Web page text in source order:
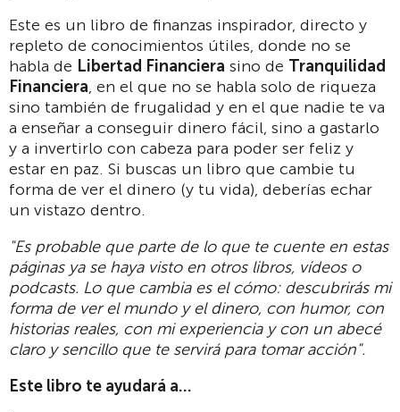
Este es un libro de finanzas inspirador, directo y
repleto de conocimientos útiles, donde no se
habla de Libertad Financiera sino de Tranquilidad
Financiera, en el que no se habla solo de riqueza
sino también de frugalidad y en el que nadie te va
a enseñar a conseguir dinero fácil, sino a gastarlo
y a invertirlo con cabeza para poder ser feliz y
estar en paz. Si buscas un libro que cambie tu
forma de ver el dinero (y tu vida), deberías echar
un vistazo dentro.
"Es probable que parte de lo que te cuente en estas
páginas ya se haya visto en otros libros, vídeos o
podcasts. Lo que cambia es el cómo: descubrirás mi
forma de ver el mundo y el dinero, con humor, con
historias reales, con mi experiencia y con un abecé
claro y sencillo que te servirá para tomar acción".
Este libro te ayudará a...